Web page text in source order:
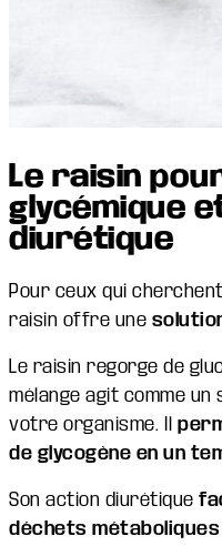
Le raisin
glycémique
diurétique
Pour ceux qui
raisin offre une
Le raisin regorge de
mélange agit comme
votre organisme. Il
de glycogène en un
Son action diurétique
déchets métaboliques